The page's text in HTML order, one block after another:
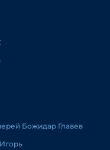
Божидар Главев